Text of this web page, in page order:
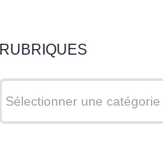
RUBRIQUES